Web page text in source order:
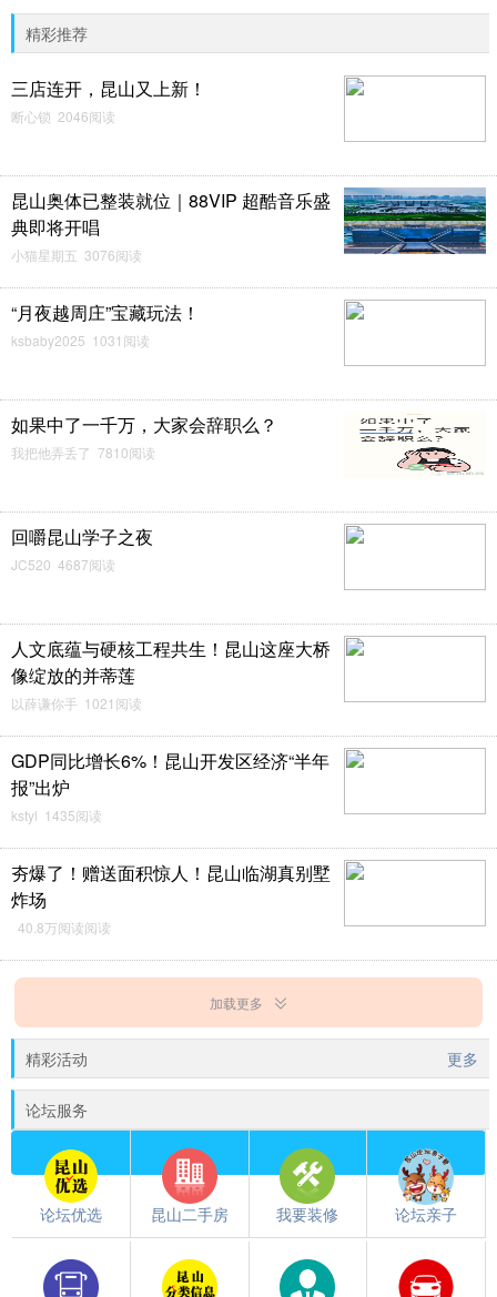
精彩推荐
三店连开，昆山又上新！
断心锁 2046阅读
昆山奥体已整装就位｜88VIP 超酷音乐盛
典即将开唱
小猫星期五 3076阅读
“月夜越周庄”宝藏玩法！
ksbaby2025 1031阅读
如果中了一千万，大家会辞职么？
我把他弄丢了 7810阅读
回嚼昆山学子之夜
JC520 4687阅读
人文底蕴与硬核工程共生！昆山这座大桥
像绽放的并蒂莲
以薛谦你手 1021阅读
GDP同比增长6%！昆山开发区经济“半年
报”出炉
kstyl 1435阅读
夯爆了！赠送面积惊人！昆山临湖真别墅
炸场
40.8万阅读阅读
加载更多
精彩活动 更多
论坛服务
论坛优选 昆山二手房 我要装修 论坛亲子